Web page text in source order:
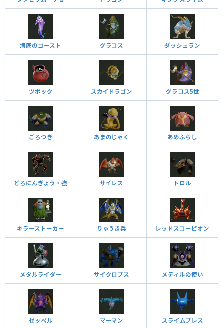
海底のゴースト グラコス ダッシュラン
ツボック スカイドラゴン グラコス5世
ごろつき あまのじゃく あめふらし
どろにんぎょう・強 サイレス トロル
キラーストーカー りゅうき兵 レッドスコーピオン
メタルライダー サイクロプス メディルの使い
ゼッペル マーマン スライムブレス